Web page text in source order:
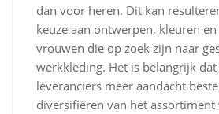
dan voor heren. Dit kan
keuze aan ontwerpen, kleuren
vrouwen die op zoek zijn naar
werkkleding. Het is belangrijk
leveranciers meer aandacht
diversifiëren van het assortiment